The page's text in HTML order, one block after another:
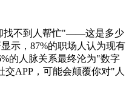
找不到人帮忙"——这是多少
示，87%的职场人认为现有
的人脉关系最终沦为"数字
APP，可能会颠覆你对"人